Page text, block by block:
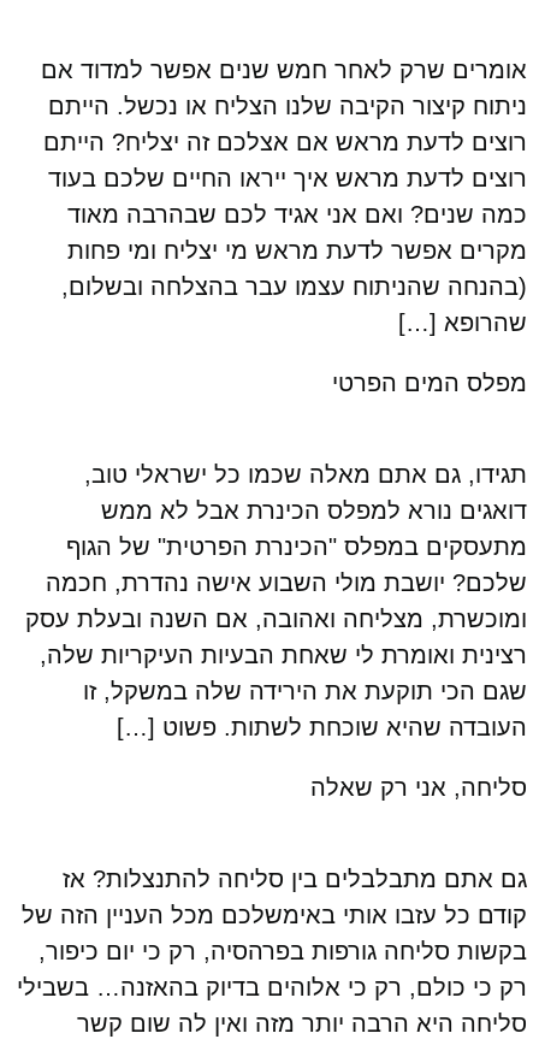
אומרים שרק לאחר חמש שנים אפשר למדוד אם
ניתוח קיצור הקיבה שלנו הצליח או נכשל. הייתם
רוצים לדעת מראש אם אצלכם זה יצליח? הייתם
רוצים לדעת מראש איך ייראו החיים שלכם בעוד
כמה שנים? ואם אני אגיד לכם שבהרבה מאוד
מקרים אפשר לדעת מראש מי יצליח ומי פחות
(בהנחה שהניתוח עצמו עבר בהצלחה ובשלום,
שהרופא […]
מפלס המים הפרטי
תגידו, גם אתם מאלה שכמו כל ישראלי טוב,
דואגים נורא למפלס הכינרת אבל לא ממש
מתעסקים במפלס "הכינרת הפרטית" של הגוף
שלכם? יושבת מולי השבוע אישה נהדרת, חכמה
ומוכשרת, מצליחה ואהובה, אם השנה ובעלת עסק
רצינית ואומרת לי שאחת הבעיות העיקריות שלה,
שגם הכי תוקעת את הירידה שלה במשקל, זו
העובדה שהיא שוכחת לשתות. פשוט […]
סליחה, אני רק שאלה
גם אתם מתבלבלים בין סליחה להתנצלות? אז
קודם כל עזבו אותי באימשלכם מכל העניין הזה של
בקשות סליחה גורפות בפרהסיה, רק כי יום כיפור,
רק כי כולם, רק כי אלוהים בדיוק בהאזנה… בשבילי
סליחה היא הרבה יותר מזה ואין לה שום קשר